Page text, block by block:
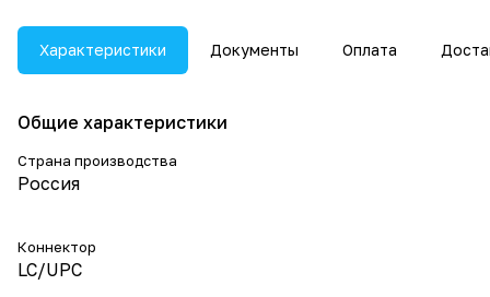
Характеристики Документы Оплата
Общие характеристики
Страна производства
Россия
Коннектор
LC/UPC